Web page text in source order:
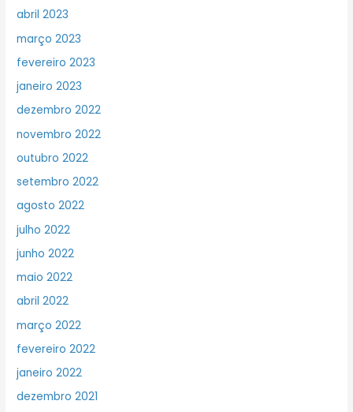
abril 2023
março 2023
fevereiro 2023
janeiro 2023
dezembro 2022
novembro 2022
outubro 2022
setembro 2022
agosto 2022
julho 2022
junho 2022
maio 2022
abril 2022
março 2022
fevereiro 2022
janeiro 2022
dezembro 2021